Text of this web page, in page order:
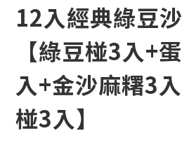
12入經典綠豆
【綠豆椪3入+
入+金沙麻糬3
椪3入】